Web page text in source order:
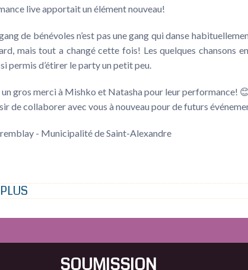
live apportait un élément nouveau!
de bénévoles n’est pas une gang qui danse
mais tout a changé cette fois! Les quelques chansons
permis d’étirer le party un petit peu.
un gros merci à Mishko et Natasha pour leur performance!
de collaborer avec vous à nouveau pour de futurs
- Municipalité de Saint-Alexandre
SOUMISSION